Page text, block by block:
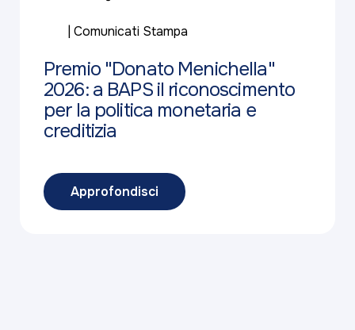
Comunicati Stampa
Premio "Donato Menichella"
2026: a BAPS il riconoscimento
per la politica monetaria e
creditizia
Approfondisci